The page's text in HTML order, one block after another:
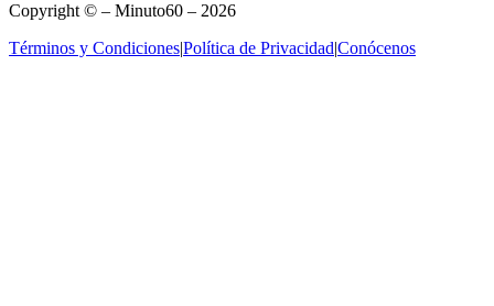
Copyright © – Minuto60 – 2026
Términos y Condiciones|Política de Privacidad|Conócenos